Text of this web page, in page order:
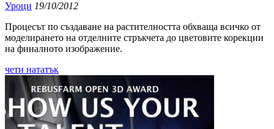
Уроци 19/10/2012
Процесът по създаване на растителността обхваща всичко от
моделирането на отделните стръкчета до цветовите корекции
на финалното изображение.
чети нататък